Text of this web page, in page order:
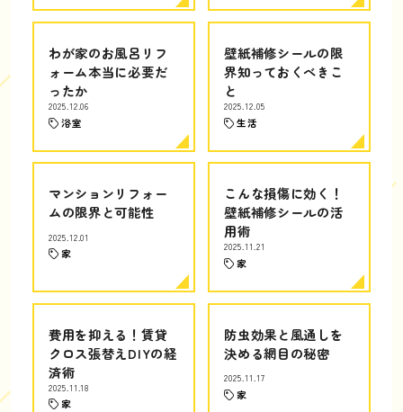
わが家のお風呂リフ
ォーム本当に必要だ
ったか
2025.12.06
浴室
壁紙補修シールの限
界知っておくべきこ
と
2025.12.05
生活
マンションリフォー
ムの限界と可能性
2025.12.01
家
こんな損傷に効く！
壁紙補修シールの活
用術
2025.11.21
家
費用を抑える！賃貸
クロス張替えDIYの経
済術
2025.11.18
家
防虫効果と風通しを
決める網目の秘密
2025.11.17
家